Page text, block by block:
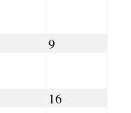
08.08.2026
9
15.08.2026
16